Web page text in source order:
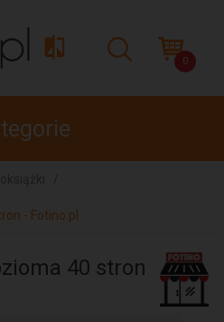
0
- Fotino.pl
40 stron